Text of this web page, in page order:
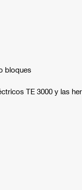
bloques
TE 3000 y las